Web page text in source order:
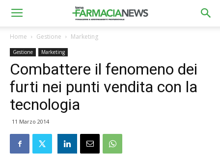
Home Gestione Marketing
Gestione Marketing
Combattere il fenomeno dei
furti nei punti vendita con la
tecnologia
11 Marzo 2014